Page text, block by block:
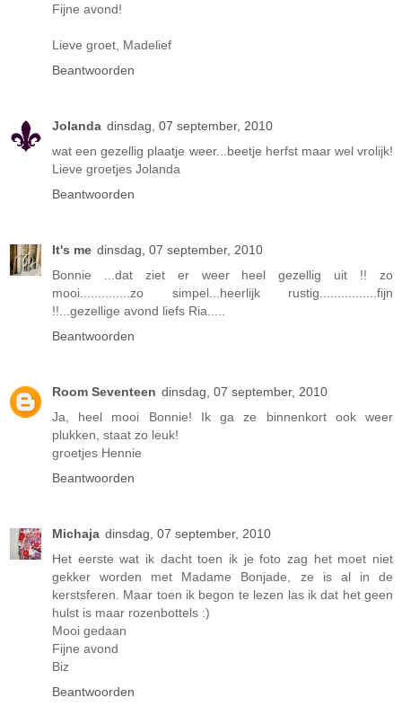
Fijne avond!
Lieve groet, Madelief
Beantwoorden
Jolanda dinsdag, 07 september, 2010
wat een gezellig plaatje weer...beetje herfst maar wel vrolijk!
Lieve groetjes Jolanda
Beantwoorden
It's me dinsdag, 07 september, 2010
Bonnie ...dat ziet er weer heel gezellig uit !! zo
mooi..............zo simpel...heerlijk rustig................fijn
!!...gezellige avond liefs Ria.....
Beantwoorden
Room Seventeen dinsdag, 07 september, 2010
Ja, heel mooi Bonnie! Ik ga ze binnenkort ook weer
plukken, staat zo leuk!
groetjes Hennie
Beantwoorden
Michaja dinsdag, 07 september, 2010
Het eerste wat ik dacht toen ik je foto zag het moet niet
gekker worden met Madame Bonjade, ze is al in de
kerstsferen. Maar toen ik begon te lezen las ik dat het geen
hulst is maar rozenbottels :)
Mooi gedaan
Fijne avond
Biz
Beantwoorden